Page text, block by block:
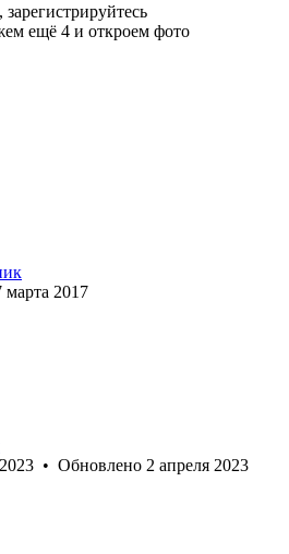
ещё 4 и откроем фото
марта 2017
• Обновлено 2 апреля 2023